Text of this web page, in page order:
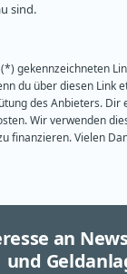
sind.
gekennzeichneten
du über diesen Link
des Anbieters. Dir
Wir verwenden
finanzieren. Vielen
an News
und